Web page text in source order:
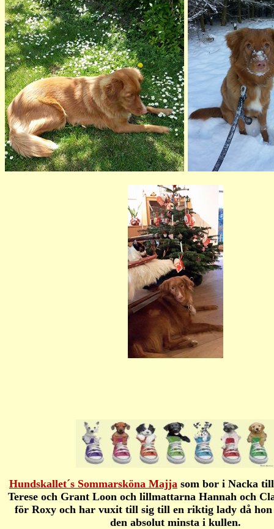
Hundskallet´s Sommarsköna Majja som bor i Nacka
Terese och Grant Loon och lillmattarna Hannah och
för Roxy och har vuxit till sig till en riktig lady då hon
den absolut minsta i kullen.